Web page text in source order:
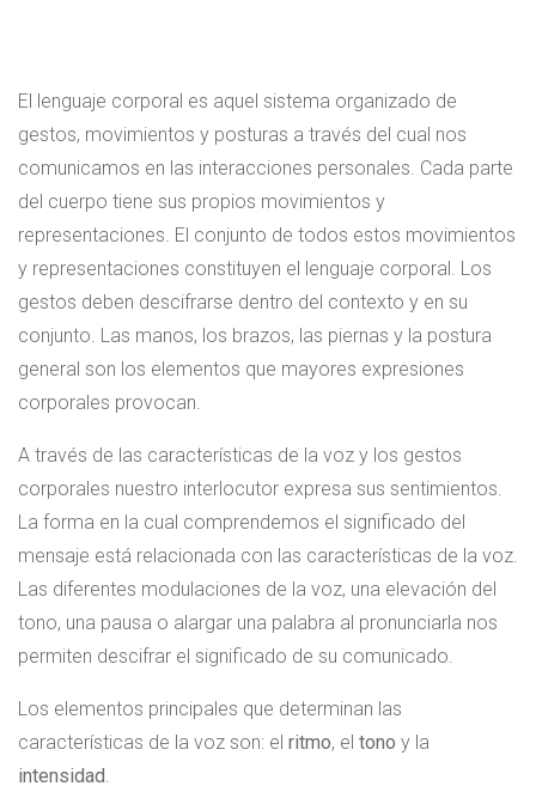
El lenguaje corporal es aquel sistema organizado de
gestos, movimientos y posturas a través del cual nos
comunicamos en las interacciones personales. Cada parte
del cuerpo tiene sus propios movimientos y
representaciones. El conjunto de todos estos movimientos
y representaciones constituyen el lenguaje corporal. Los
gestos deben descifrarse dentro del contexto y en su
conjunto. Las manos, los brazos, las piernas y la postura
general son los elementos que mayores expresiones
corporales provocan.
A través de las características de la voz y los gestos
corporales nuestro interlocutor expresa sus sentimientos.
La forma en la cual comprendemos el significado del
mensaje está relacionada con las características de la voz.
Las diferentes modulaciones de la voz, una elevación del
tono, una pausa o alargar una palabra al pronunciarla nos
permiten descifrar el significado de su comunicado.
Los elementos principales que determinan las
características de la voz son: el ritmo, el tono y la
intensidad.